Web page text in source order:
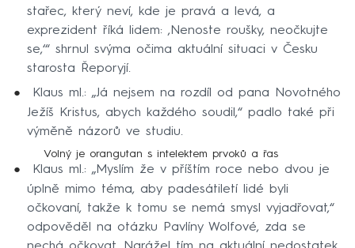
stařec, který neví, kde je pravá a levá, a
exprezident říká lidem: ‚Nenoste roušky, neočkujte
se,‘“ shrnul svýma očima aktuální situaci v Česku
starosta Řeporyjí.
Klaus ml.: „Já nejsem na rozdíl od pana Novotného
Ježíš Kristus, abych každého soudil,“ padlo také při
výměně názorů ve studiu.
Volný je orangutan s intelektem prvoků a řas
Klaus ml.: „Myslím že v příštím roce nebo dvou je
úplně mimo téma, aby padesátiletí lidé byli
očkovaní, takže k tomu se nemá smysl vyjadřovat,“
odpověděl na otázku Pavlíny Wolfové, zda se